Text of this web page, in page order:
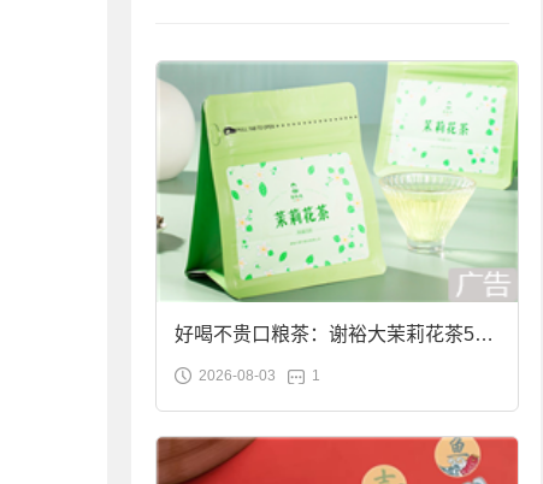
好喝不贵口粮茶：谢裕大茉莉花茶50g
袋装9.9元到手
2026-08-03 1